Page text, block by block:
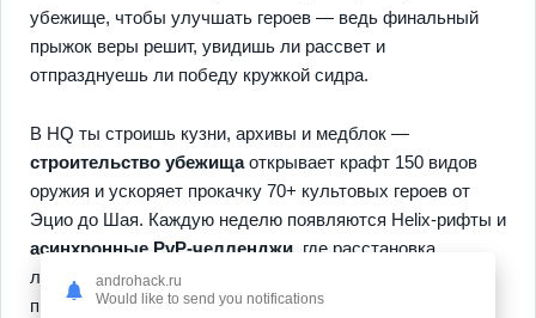
убежище, чтобы улучшать героев — ведь финальный
прыжок веры решит, увидишь ли рассвет и
отпразднуешь ли победу кружкой сидра.
В HQ ты строишь кузни, архивы и медблок —
строительство убежищаоткрывает крафт 150 видов
оружия и ускоряет прокачку 70+ культовых героев от
Эцио до Шая. Каждую неделю появляются Helix-рифты и
асинхронные PvP-челленджи , где расстановка
ловушек решает итог рейда соперника. Сезонный
пропуск приносит новые костюмы, донат остаётся
androhack.ru
Would like to send you notifications